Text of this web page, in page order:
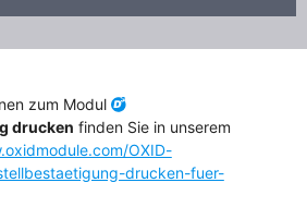
zum Modul
drucken finden Sie in unserem
OXID-
drucken-fuer-